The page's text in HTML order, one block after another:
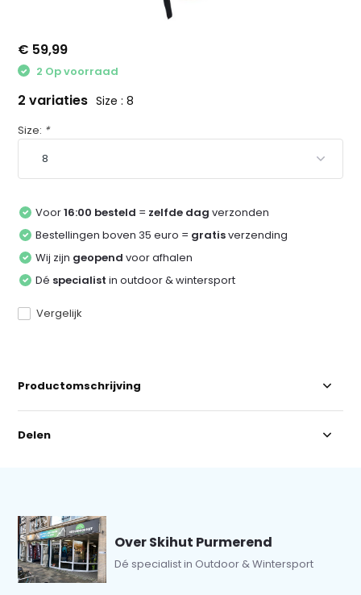
€ 59,99
2 Op voorraad
2 variaties Size : 8
Size: *
Voor16:00 besteld = zelfde dag verzonden
Bestellingen boven 35 euro = gratisverzending
Wij zijn geopend voor afhalen
Dé specialist in outdoor & wintersport
Vergelijk
Productomschrijving
Delen
Over Skihut Purmerend
Dé specialist in Outdoor & Wintersport